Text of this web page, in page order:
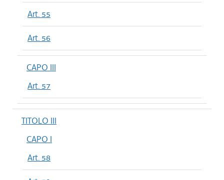
Art. 55
Art. 56
CAPO III
Art. 57
TITOLO III
CAPO I
Art. 58